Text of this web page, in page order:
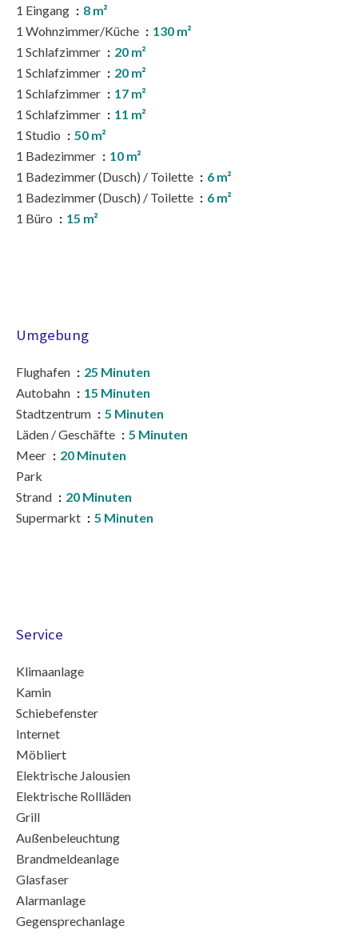
1 Eingang
8 m²
1 Wohnzimmer/Küche
130 m²
1 Schlafzimmer
20 m²
1 Schlafzimmer
20 m²
1 Schlafzimmer
17 m²
1 Schlafzimmer
11 m²
1 Studio
50 m²
1 Badezimmer
10 m²
1 Badezimmer (Dusch) / Toilette
6 m²
1 Badezimmer (Dusch) / Toilette
6 m²
1 Büro
15 m²
Umgebung
Flughafen
25 Minuten
Autobahn
15 Minuten
Stadtzentrum
5 Minuten
Läden / Geschäfte
5 Minuten
Meer
20 Minuten
Park
Strand
20 Minuten
Supermarkt
5 Minuten
Service
Klimaanlage
Kamin
Schiebefenster
Internet
Möbliert
Elektrische Jalousien
Elektrische Rollläden
Grill
Außenbeleuchtung
Brandmeldeanlage
Glasfaser
Alarmanlage
Gegensprechanlage